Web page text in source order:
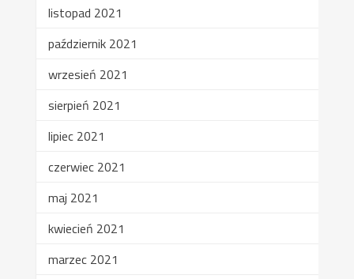
listopad 2021
październik 2021
wrzesień 2021
sierpień 2021
lipiec 2021
czerwiec 2021
maj 2021
kwiecień 2021
marzec 2021